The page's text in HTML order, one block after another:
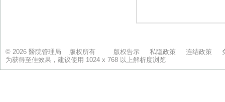
© 2026 醫院管理局 版权所有 版权告示 私隐政策 连结政策
为获得至佳效果，建议使用 1024 x 768 以上解析度浏览